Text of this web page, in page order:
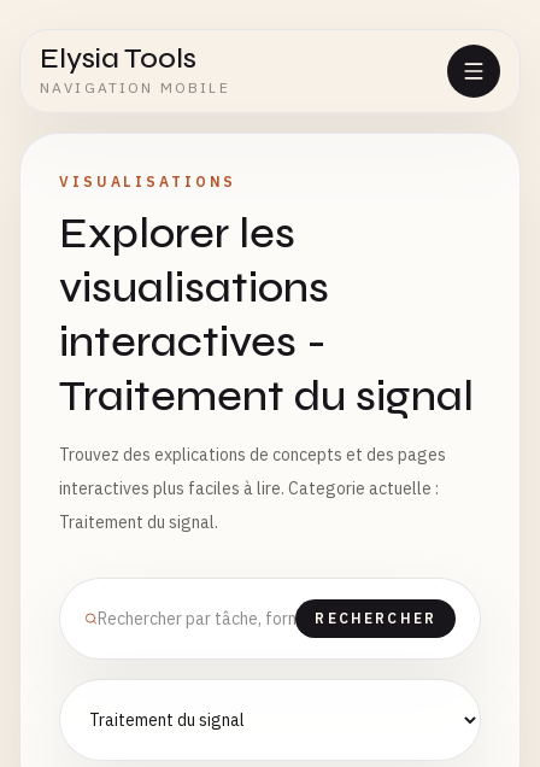
Elysia Tools
NAVIGATION MOBILE
VISUALISATIONS
Explorer les
visualisations
interactives -
Traitement du signal
Trouvez des explications de concepts et des pages
interactives plus faciles à lire. Categorie actuelle :
Traitement du signal.
RECHERCHER